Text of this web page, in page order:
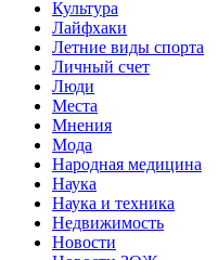
Культура
Лайфхаки
Летние виды спорта
Личный счет
Люди
Места
Мнения
Мода
Народная медицина
Наука
Наука и техника
Недвижимость
Новости